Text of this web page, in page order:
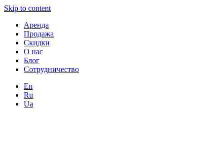
Skip to content
Аренда
Продажа
Скидки
О нас
Блог
Сотрудничество
En
Ru
Ua